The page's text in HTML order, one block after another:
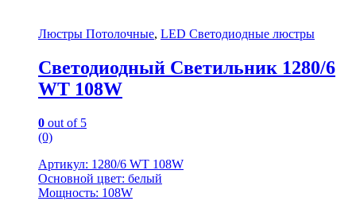
Люстры Потолочные, LED Светодиодные люстры
Светодиодный Светильник 1280/6
WT 108W
0 out of 5
(0)
Артикул: 1280/6 WT 108W
Основной цвет: белый
Мощность: 108W